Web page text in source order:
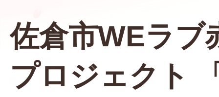
佐倉市WEラブ
プロジェクト